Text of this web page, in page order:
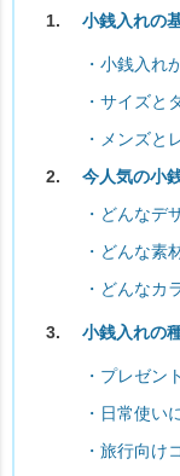
小銭入れの
・小銭入れ
・サイズと
・メンズと
今人気の小
・どんなデ
・どんな素
・どんなカ
小銭入れの
・プレゼン
・日常使い
・旅行向け